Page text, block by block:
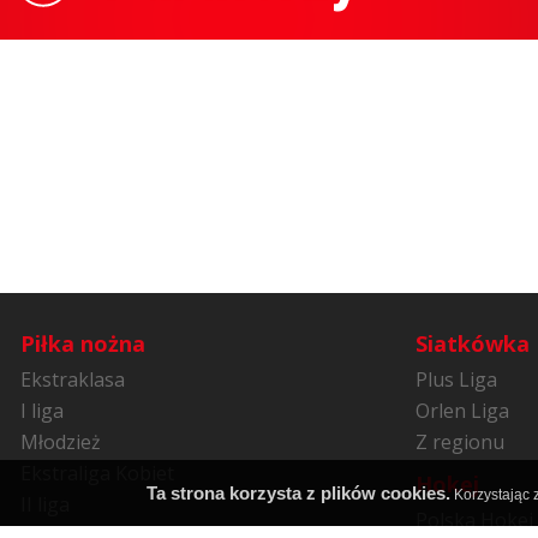
Piłka nożna
Ekstraklasa
I liga
Młodzież
Siatkówka
Plus Liga
Orlen Liga
Z regionu
Hokej
Polska Hokej
Ta strona korzysta z plików cookies. Korzystając